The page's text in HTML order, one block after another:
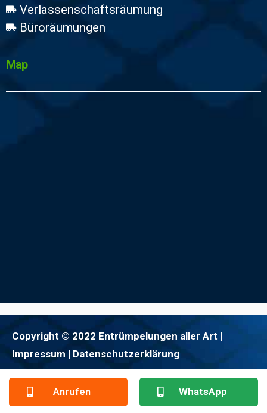
Verlassenschaftsräumung
Büroräumungen
Map
Copyright © 2022 Entrümpelungen aller Art |
Impressum | Datenschutzerklärung
Anrufen WhatsApp